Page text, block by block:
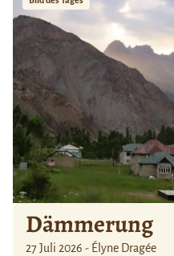
Dämmerung
27 Juli 2026 - Élyne Dragée